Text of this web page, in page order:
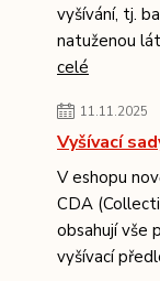
vyšívání, tj.
natuženou
celé
11.11.2025
Vyšívací
V eshopu
CDA
obsahují vše
vyšívací